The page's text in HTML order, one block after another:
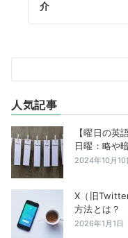
介
人気記事
【曜日の
日曜：略や
2024年10月10
X（旧
方法とは？
2026年1月1日